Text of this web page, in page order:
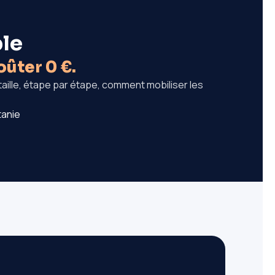
0 €.
étape par étape, comment mobiliser les